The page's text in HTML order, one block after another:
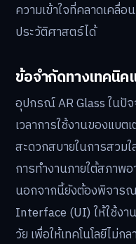
ความเข้าใจที่คลาดเคลื่
ประวัติศาสตร์ได้
ข้อจำกัดทางเทคนิค
อุปกรณ์ AR Glass ในปั
เวลาการใช้งานของแบ
สะดวกสบายในการสวม
การทำงานภายใต้สภาพ
นอกจากนี้ยังต้องพิจาร
Interface (UI) ให้ใช้งา
วัย เพื่อให้เทคโนโลยีไม่